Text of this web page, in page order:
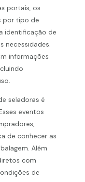
portais, os
por tipo de
identificação de
necessidades.
informações
seladoras é
eventos
de conhecer as
Além
com
de